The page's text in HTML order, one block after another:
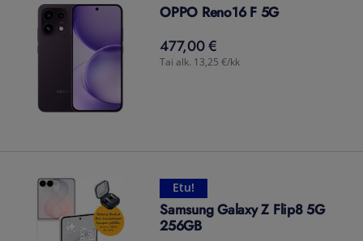
OPPO Reno16 F 5G
477,00 €
477,00€
Tai alk. 13,25 €/kk
Etu!
Samsung Galaxy Z Flip8 5G
256GB